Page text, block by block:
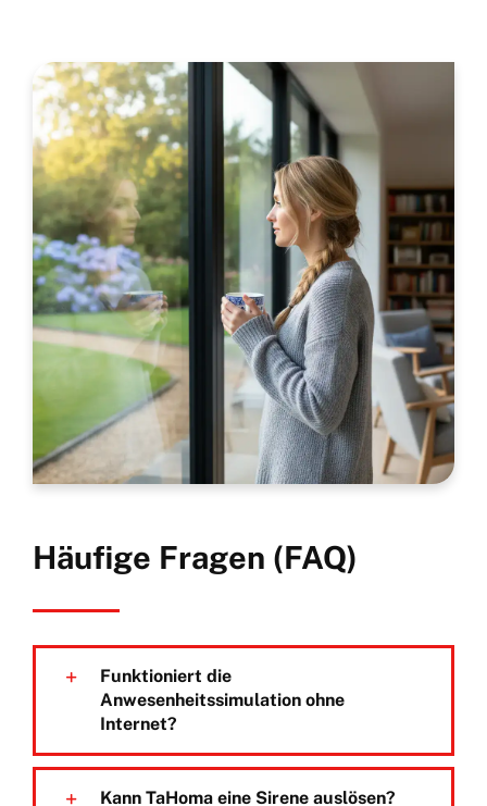
Häufige Fragen (FAQ)
Funktioniert die
Anwesenheitssimulation ohne
Internet?
Kann TaHoma eine Sirene auslösen?